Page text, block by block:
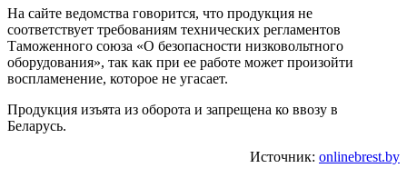
На сайте ведомства говорится, что продукция не
соответствует требованиям технических регламентов
Таможенного союза «О безопасности низковольтного
оборудования», так как при ее работе может произойти
воспламенение, которое не угасает.
Продукция изъята из оборота и запрещена ко ввозу в
Беларусь.
Источник: onlinebrest.by